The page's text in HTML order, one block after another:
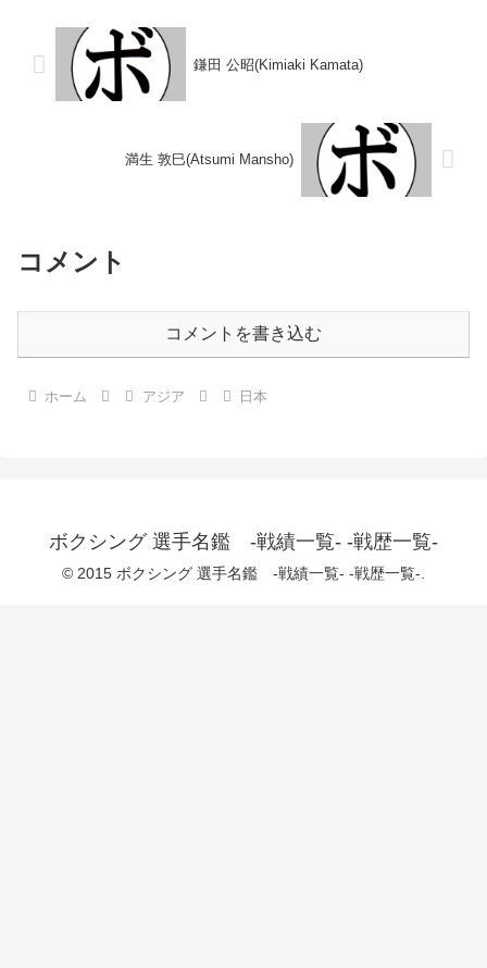
拳)199...
鎌田 公昭(Kimiaki Kamata)
満生 敦巳(Atsumi Mansho)
コメント
コメントを書き込む
ホーム アジア 日本
ボクシング 選手名鑑 -戦績一覧- -戦歴一覧-
© 2015 ボクシング 選手名鑑 -戦績一覧- -戦歴一覧-.